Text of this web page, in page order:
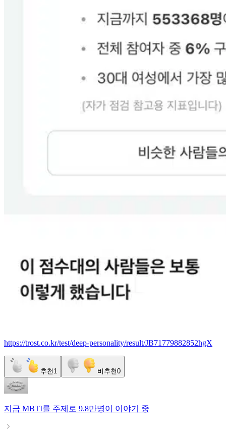
https://trost.co.kr/test/deep-personality/result/JB71779882852hgX
추천 1 비추천0
지금 MBTI를 주제로 9.8만명이 이야기 중